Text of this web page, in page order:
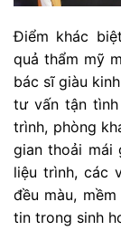
Điểm khác
quả thẩm mỹ
bác sĩ giàu
tư vấn tận
trình, phòng
gian thoải mái
liệu trình, các
đều màu,
tin trong sinh